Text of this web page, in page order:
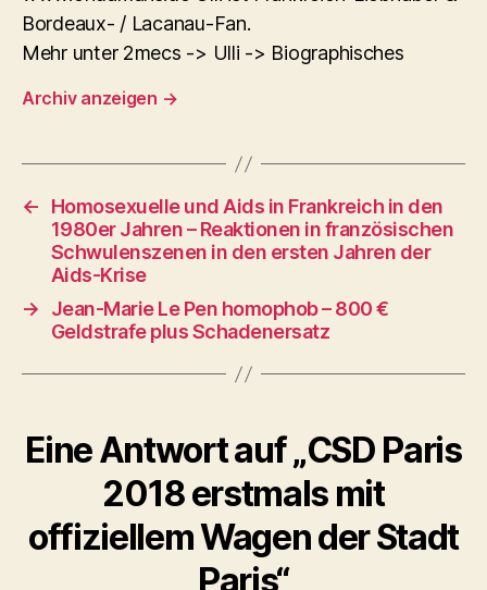
Bordeaux- / Lacanau-Fan.
Mehr unter 2mecs -> Ulli -> Biographisches
Archiv anzeigen →
←
Homosexuelle und Aids in Frankreich in den
1980er Jahren – Reaktionen in französischen
Schwulenszenen in den ersten Jahren der
Aids-Krise
→
Jean-Marie Le Pen homophob – 800 €
Geldstrafe plus Schadenersatz
Eine Antwort auf „CSD Paris
2018 erstmals mit
offiziellem Wagen der Stadt
Paris“